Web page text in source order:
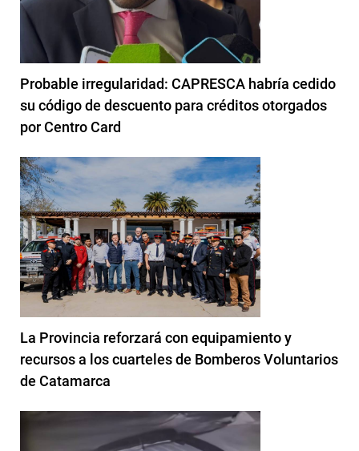
Probable irregularidad: CAPRESCA habría cedido
su código de descuento para créditos otorgados
por Centro Card
La Provincia reforzará con equipamiento y
recursos a los cuarteles de Bomberos Voluntarios
de Catamarca